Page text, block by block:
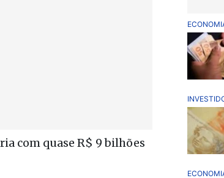
com quase R$ 9 bilhões